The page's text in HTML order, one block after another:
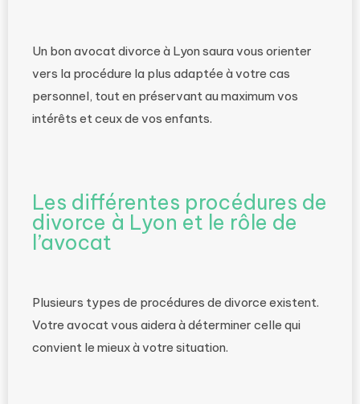
Un bon avocat divorce à Lyon saura vous orienter
vers la procédure la plus adaptée à votre cas
personnel, tout en préservant au maximum vos
intérêts et ceux de vos enfants.
Les différentes procédures de
divorce à Lyon et le rôle de
l’avocat
Plusieurs types de procédures de divorce existent.
Votre avocat vous aidera à déterminer celle qui
convient le mieux à votre situation.